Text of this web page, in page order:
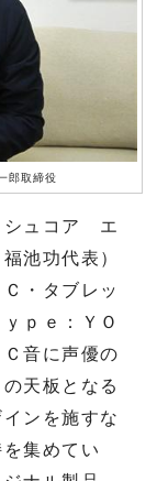
郎取締役
シュコア エ
池功代表）
・タブレッ
ｐｅ：ＹＯ
音に声優の
天板となる
ンを施すな
集めてい